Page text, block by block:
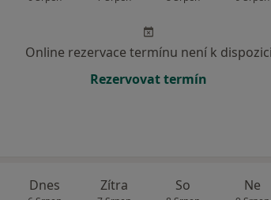
Online rezervace termínu není k dispozici
Rezervovat termín
Dnes Zítra So Ne